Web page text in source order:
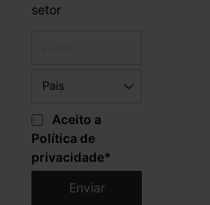
setor
Aceito a
Política de
privacidade*